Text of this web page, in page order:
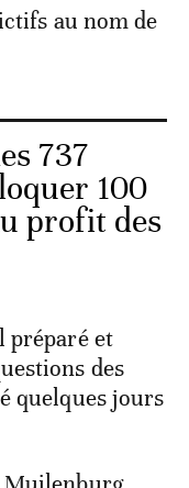
au nom de
737
100
profit des
préparé et
des
quelques jours